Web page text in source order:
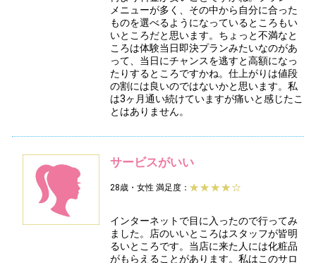
メニューが多く、その中から自分に合った
ものを選べるようになっているところもい
いところだと思います。ちょっと不満なと
ころは体験当日即決プランみたいなのがあ
って、当日にチャンスを逃すと高額になっ
たりするところですかね。仕上がりは値段
の割には良いのではないかと思います。私
は3ヶ月通い続けていますが痛いと感じたこ
とはありません。
サービスがいい
28歳・女性 満足度：
インターネットで目に入ったので行ってみ
ました。店のいいところはスタッフが皆明
るいところです。当店に来た人には化粧品
がもらえることがあります。私はこのサロ